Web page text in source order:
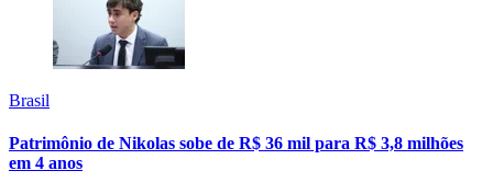
Brasil
Patrimônio de Nikolas sobe de R$ 36 mil para R$ 3,8 milhões
em 4 anos